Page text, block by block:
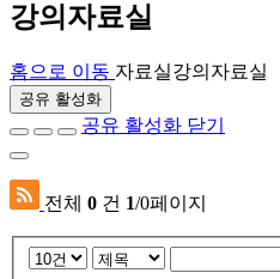
강의자료실
홈으로 이동 자료실강의자료실
공유 활성화
공유 활성화 닫기
전체 0 건 1/0페이지